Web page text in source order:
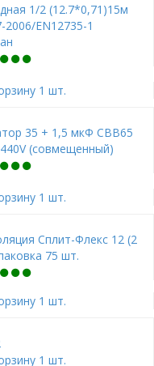
1/2 (12.7*0,71)15м
EN12735-1
1 шт.
35 + 1,5 мкФ CBB65
(совмещенный)
1 шт.
Сплит-Флекс 12 (2
75 шт.
1 шт.
1 шт.